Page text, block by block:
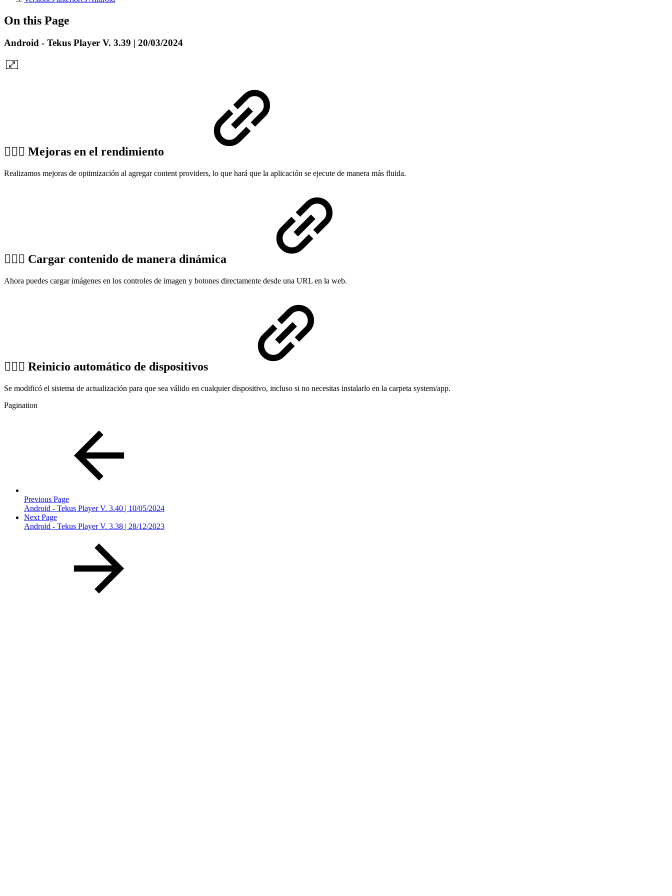
On this Page
Android - Tekus Player V. 3.39 | 20/03/2024
🏌🏼‍♀️ Mejoras en el rendimiento
Realizamos mejoras de optimización al agregar content providers, lo que hará que la aplicación se ejecute de manera más fluida.
🏌🏼‍♀️ Cargar contenido de manera dinámica
Ahora puedes cargar imágenes en los controles de imagen y botones directamente desde una URL en la web.
🏌🏼‍♀️ Reinicio automático de dispositivos
Se modificó el sistema de actualización para que sea válido en cualquier dispositivo, incluso si no necesitas instalarlo en la carpeta system/app.
Pagination
Previous Page
Android - Tekus Player V. 3.40 | 10/05/2024
Next Page
Android - Tekus Player V. 3.38 | 28/12/2023